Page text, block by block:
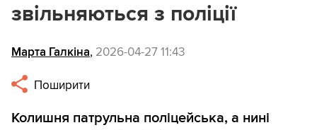
звільняються з поліції
Марта Галкіна, 2026-04-27 11:43
Поширити
Колишня патрульна поліцейська, а нині